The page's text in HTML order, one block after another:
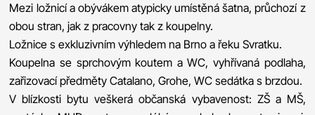
Mezi ložnicí a obývákem atypicky umístěná šatna, průchozí z
obou stran, jak z pracovny tak z koupelny.
Ložnice s exkluzivním výhledem na Brno a řeku Svratku.
Koupelna se sprchovým koutem a WC, vyhřívaná podlaha,
zařizovací předměty Catalano, Grohe, WC sedátka s brzdou.
V blízkosti bytu veškerá občanská vybavenost: ZŠ a MŠ,